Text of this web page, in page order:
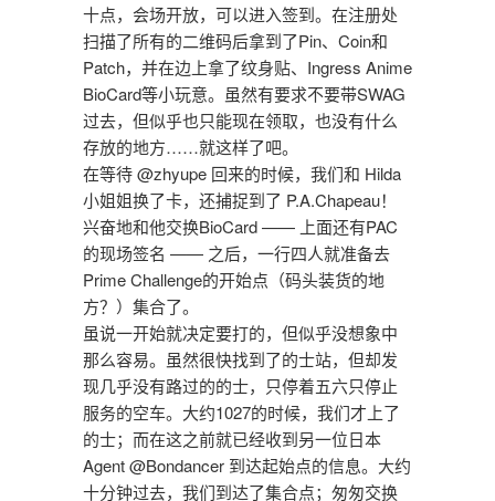
十点，会场开放，可以进入签到。在注册处
扫描了所有的二维码后拿到了Pin、Coin和
Patch，并在边上拿了纹身贴、Ingress Anime
BioCard等小玩意。虽然有要求不要带SWAG
过去，但似乎也只能现在领取，也没有什么
存放的地方……就这样了吧。
在等待 @zhyupe 回来的时候，我们和 Hilda
小姐姐换了卡，还捕捉到了 P.A.Chapeau！
兴奋地和他交换BioCard —— 上面还有PAC
的现场签名 —— 之后，一行四人就准备去
Prime Challenge的开始点（码头装货的地
方？）集合了。
虽说一开始就决定要打的，但似乎没想象中
那么容易。虽然很快找到了的士站，但却发
现几乎没有路过的的士，只停着五六只停止
服务的空车。大约1027的时候，我们才上了
的士；而在这之前就已经收到另一位日本
Agent @Bondancer 到达起始点的信息。大约
十分钟过去，我们到达了集合点；匆匆交换